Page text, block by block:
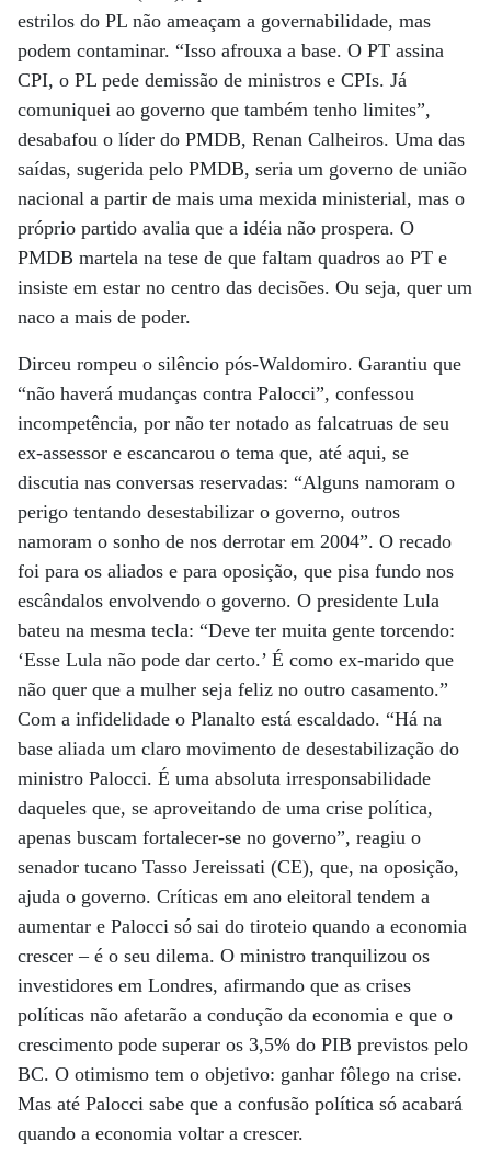
estrilos do PL não ameaçam a governabilidade, mas
podem contaminar. “Isso afrouxa a base. O PT assina
CPI, o PL pede demissão de ministros e CPIs. Já
comuniquei ao governo que também tenho limites”,
desabafou o líder do PMDB, Renan Calheiros. Uma das
saídas, sugerida pelo PMDB, seria um governo de união
nacional a partir de mais uma mexida ministerial, mas o
próprio partido avalia que a idéia não prospera. O
PMDB martela na tese de que faltam quadros ao PT e
insiste em estar no centro das decisões. Ou seja, quer um
naco a mais de poder.
Dirceu rompeu o silêncio pós-Waldomiro. Garantiu que
“não haverá mudanças contra Palocci”, confessou
incompetência, por não ter notado as falcatruas de seu
ex-assessor e escancarou o tema que, até aqui, se
discutia nas conversas reservadas: “Alguns namoram o
perigo tentando desestabilizar o governo, outros
namoram o sonho de nos derrotar em 2004”. O recado
foi para os aliados e para oposição, que pisa fundo nos
escândalos envolvendo o governo. O presidente Lula
bateu na mesma tecla: “Deve ter muita gente torcendo:
‘Esse Lula não pode dar certo.’ É como ex-marido que
não quer que a mulher seja feliz no outro casamento.”
Com a infidelidade o Planalto está escaldado. “Há na
base aliada um claro movimento de desestabilização do
ministro Palocci. É uma absoluta irresponsabilidade
daqueles que, se aproveitando de uma crise política,
apenas buscam fortalecer-se no governo”, reagiu o
senador tucano Tasso Jereissati (CE), que, na oposição,
ajuda o governo. Críticas em ano eleitoral tendem a
aumentar e Palocci só sai do tiroteio quando a economia
crescer – é o seu dilema. O ministro tranquilizou os
investidores em Londres, afirmando que as crises
políticas não afetarão a condução da economia e que o
crescimento pode superar os 3,5% do PIB previstos pelo
BC. O otimismo tem o objetivo: ganhar fôlego na crise.
Mas até Palocci sabe que a confusão política só acabará
quando a economia voltar a crescer.